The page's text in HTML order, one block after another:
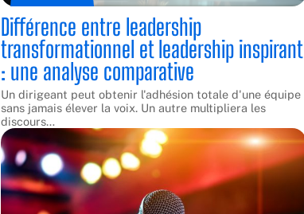
Différence entre leadership
transformationnel et leadership inspirant
: une analyse comparative
Un dirigeant peut obtenir l'adhésion totale d'une équipe
sans jamais élever la voix. Un autre multipliera les
discours…